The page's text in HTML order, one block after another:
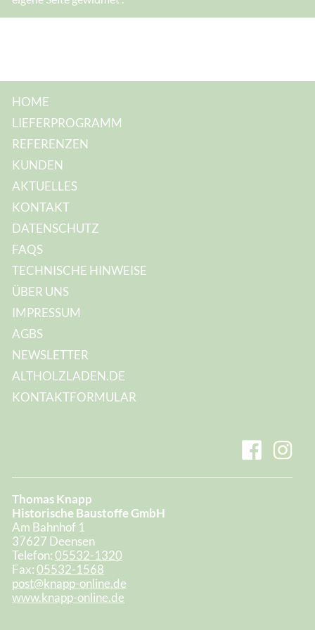
M
:
*
HOME
LIEFERPROGRAMM
REFERENZEN
KUNDEN
AKTUELLES
KONTAKT
DATENSCHUTZ
FAQS
TECHNISCHE HINWEISE
ÜBER UNS
IMPRESSUM
AGBS
NEWSLETTER
ALTHOLZLADEN.DE
KONTAKTFORMULAR
Thomas Knapp
Historische Baustoffe GmbH
Am Bahnhof 1
37627 Deensen
Telefon:05532-1320
Fax:05532-1568
post@knapp-online.de
www.knapp-online.de